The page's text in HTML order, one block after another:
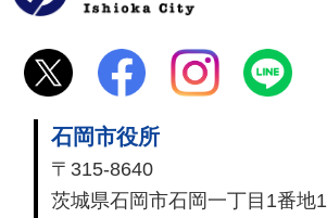
石岡市役所
〒315-8640
茨城県石岡市石岡一丁目1番地1